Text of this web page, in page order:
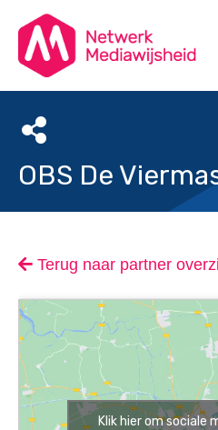
OBS De
Terug naar partner
Klik hier om sociale